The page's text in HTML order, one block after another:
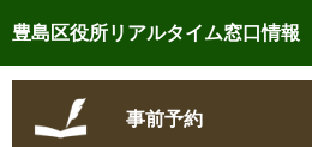
豊島区役所リアルタイム窓口情報
トップページへ
ご利用方法
事前予約
事前予約